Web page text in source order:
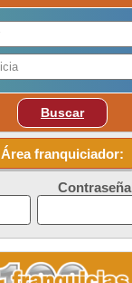
Buscar
Área franquiciador:
Contraseña